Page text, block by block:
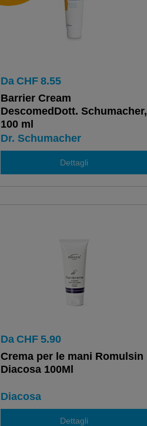
Da CHF 8.55
Barrier Cream
DescomedDott. Schumacher,
100 ml
Dr. Schumacher
Dettagli
Da CHF 5.90
Crema per le mani Romulsin
Diacosa 100Ml
Diacosa
Dettagli